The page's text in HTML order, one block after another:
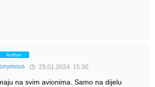
Author
25.01.2024. 15:30
na svim avionima. Samo na dijelu